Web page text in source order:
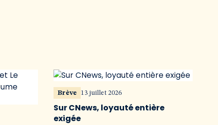
Brève 13 juillet 2026
Sur CNews, loyauté entière
exigée